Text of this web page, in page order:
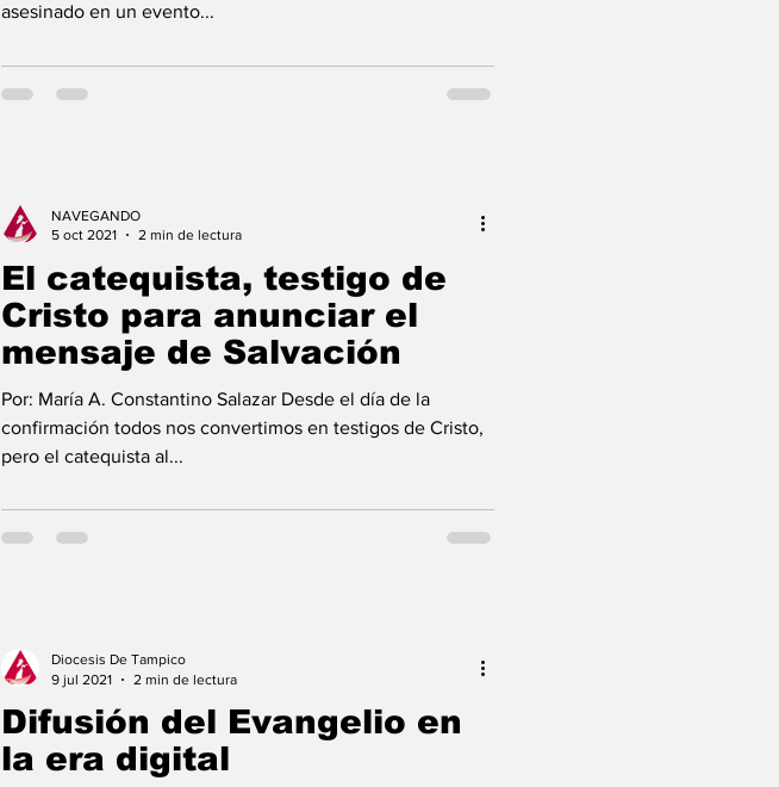
asesinado en un evento...
El catequista, testigo de
Cristo para anunciar el
mensaje de Salvación
Por: María A. Constantino Salazar Desde el día de la
confirmación todos nos convertimos en testigos de Cristo,
pero el catequista al...
NAVEGANDO
5 oct 2021
2 min de lectura
Difusión del Evangelio en
la era digital
Diocesis De Tampico
9 jul 2021
2 min de lectura